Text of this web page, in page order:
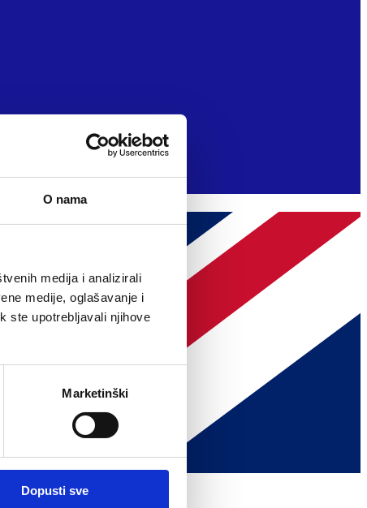
O nama
medija i analizirali
medije, oglašavanje i
ste upotrebljavali njihove
Marketinški
Dopusti sve